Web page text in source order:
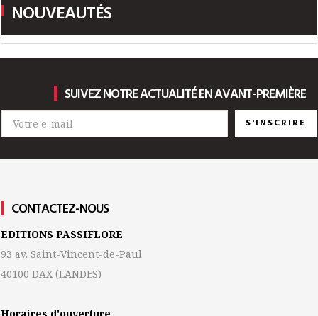
NOUVEAUTÉS
SUIVEZ NOTRE ACTUALITÉ EN AVANT-PREMIÈRE
S'INSCRIRE
CONTACTEZ-NOUS
EDITIONS PASSIFLORE
93 av. Saint-Vincent-de-Paul
40100 DAX (LANDES)